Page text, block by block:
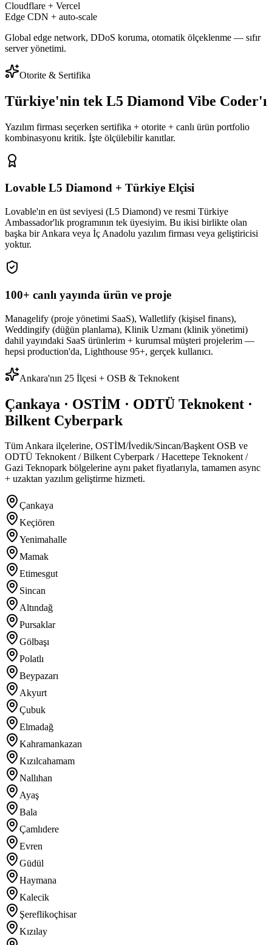
Cloudflare + Vercel
Edge CDN + auto-scale
Global edge network, DDoS koruma, otomatik ölçeklenme — sıfır
server yönetimi.
Otorite & Sertifika
Türkiye'nin tek L5 Diamond Vibe Coder'ı
Yazılım firması seçerken sertifika + otorite + canlı ürün portfolio
kombinasyonu kritik. İşte ölçülebilir kanıtlar.
Lovable L5 Diamond + Türkiye Elçisi
Lovable'ın en üst seviyesi (L5 Diamond) ve resmi Türkiye
Ambassador'lık programının tek üyesiyim. Bu ikisi birlikte olan
başka bir Ankara veya İç Anadolu yazılım firması veya geliştiricisi
yoktur.
100+ canlı yayında ürün ve proje
Managelify (proje yönetimi SaaS), Walletlify (kişisel finans),
Weddingify (düğün planlama), Klinik Uzmanı (klinik yönetimi)
dahil yayındaki SaaS ürünlerim + kurumsal müşteri projelerim —
hepsi production'da, Lighthouse 95+, gerçek kullanıcı.
Ankara'nın 25 İlçesi + OSB & Teknokent
Çankaya · OSTİM · ODTÜ Teknokent ·
Bilkent Cyberpark
Tüm Ankara ilçelerine, OSTİM/İvedik/Sincan/Başkent OSB ve
ODTÜ Teknokent / Bilkent Cyberpark / Hacettepe Teknokent /
Gazi Teknopark bölgelerine aynı paket fiyatlarıyla, tamamen async
+ uzaktan yazılım geliştirme hizmeti.
Çankaya
Keçiören
Yenimahalle
Mamak
Etimesgut
Sincan
Altındağ
Pursaklar
Gölbaşı
Polatlı
Beypazarı
Akyurt
Çubuk
Elmadağ
Kahramankazan
Kızılcahamam
Nallıhan
Ayaş
Bala
Çamlıdere
Evren
Güdül
Haymana
Kalecik
Şereflikoçhisar
Kızılay